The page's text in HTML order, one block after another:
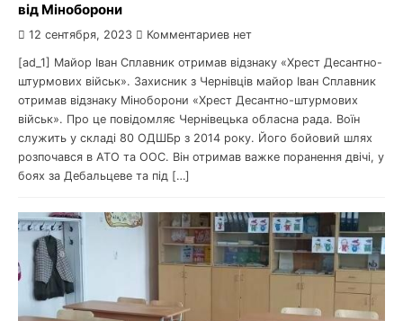
від Міноборони
12 сентября, 2023 Комментариев нет
[ad_1] Майор Іван Сплавник отримав відзнаку «Хрест Десантно-
штурмових військ». Захисник з Чернівців майор Іван Сплавник
отримав відзнаку Міноборони «Хрест Десантно-штурмових
військ». Про це повідомляє Чернівецька обласна рада. Воїн
служить у складі 80 ОДШБр з 2014 року. Його бойовий шлях
розпочався в АТО та ООС. Він отримав важке поранення двічі, у
боях за Дебальцеве та під […]